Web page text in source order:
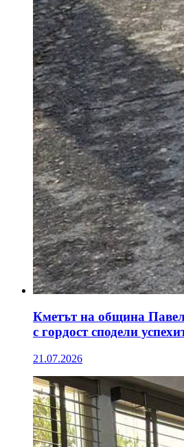
Кметът на община
с гордост сподели
21.07.2026